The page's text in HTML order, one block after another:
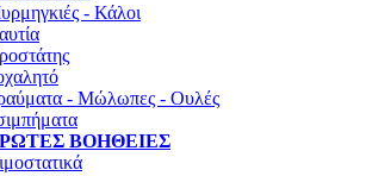
- Κάλοι
- Μώλωπες - Ουλές
ΒΟΉΘΕΙΕΣ